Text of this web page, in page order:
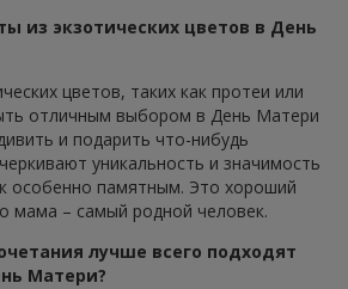
из экзотических цветов в День
цветов, таких как протеи или
отличным выбором в День Матери
и подарить что-нибудь
уникальность и значимость
особенно памятным. Это хороший
мама – самый родной человек.
лучше всего подходят
Матери?